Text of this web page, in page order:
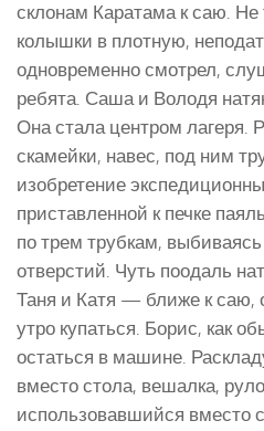
склонам Каратама к саю. Не
колышки в плотную,
одновременно смотрел,
ребята. Саша и Володя
Она стала центром лагеря.
скамейки, навес, под ним
изобретение
приставленной к печке
по трем трубкам,
отверстий. Чуть поодаль
Таня и Катя — ближе к саю,
утро купаться. Борис, как
остаться в машине.
вместо стола, вешалка,
использовавшийся вместо